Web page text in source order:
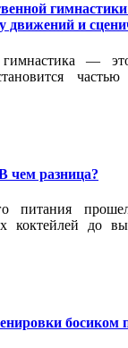
движений и
гимнастика —
частью
чем разница?
питания
коктейлей до
босиком